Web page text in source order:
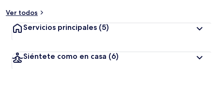
Ver todos
Servicios principales (5)
Siéntete como en casa (6)